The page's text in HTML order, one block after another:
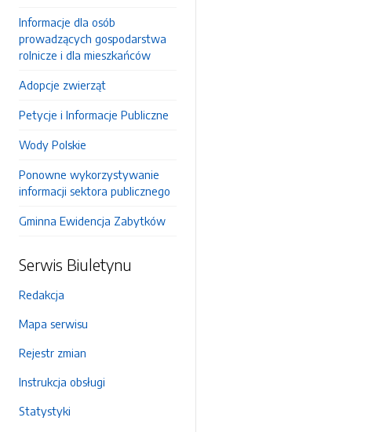
Informacje dla osób
prowadzących gospodarstwa
rolnicze i dla mieszkańców
Adopcje zwierząt
Petycje i Informacje Publiczne
Wody Polskie
Ponowne wykorzystywanie
informacji sektora publicznego
Gminna Ewidencja Zabytków
Serwis Biuletynu
Redakcja
Mapa serwisu
Rejestr zmian
Instrukcja obsługi
Statystyki